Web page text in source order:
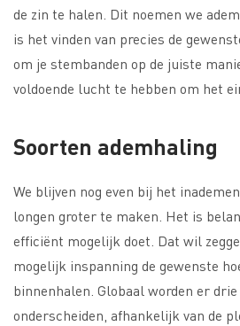
de zin te halen. Dit noemen we
is het vinden van precies de
om je stembanden op de juiste
voldoende lucht te hebben om het
Soorten ademhaling
We blijven nog even bij het
longen groter te maken. Het is
efficiënt mogelijk doet. Dat wil
mogelijk inspanning de gewenste
binnenhalen. Globaal worden er
onderscheiden, afhankelijk van de